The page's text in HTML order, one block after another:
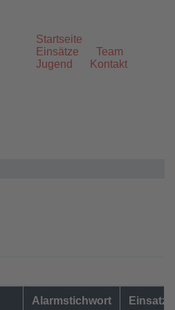
Startseite
Einsätze
Team
Jugend
Kontakt
Alarmstichwort